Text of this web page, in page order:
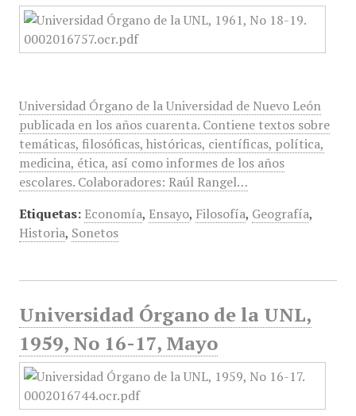
Universidad Órgano de la Universidad de Nuevo León
publicada en los años cuarenta. Contiene textos sobre
temáticas, filosóficas, históricas, científicas, política,
medicina, ética, así como informes de los años
escolares. Colaboradores: Raúl Rangel…
Etiquetas: Economía, Ensayo, Filosofía, Geografía,
Historia, Sonetos
Universidad Órgano de la UNL,
1959, No 16-17, Mayo